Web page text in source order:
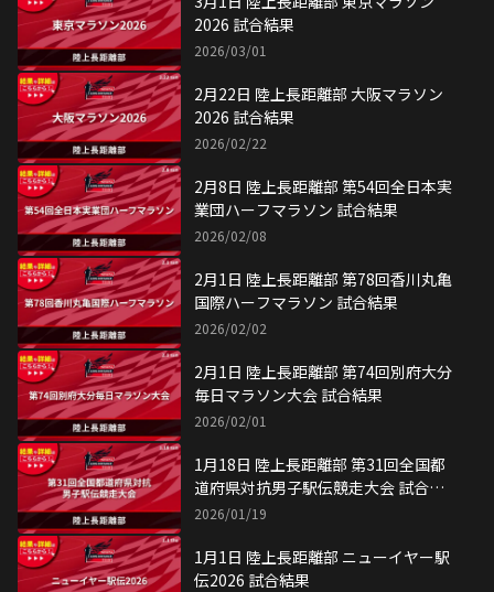
2026 試合結果
2026/03/01
2月22日 陸上長距離部 大阪マラソン
2026 試合結果
2026/02/22
2月8日 陸上長距離部 第54回全日本実
業団ハーフマラソン 試合結果
2026/02/08
2月1日 陸上長距離部 第78回香川丸亀
国際ハーフマラソン 試合結果
2026/02/02
2月1日 陸上長距離部 第74回別府大分
毎日マラソン大会 試合結果
2026/02/01
1月18日 陸上長距離部 第31回全国都
道府県対抗男子駅伝競走大会 試合結
果
2026/01/19
1月1日 陸上長距離部 ニューイヤー駅
伝2026 試合結果